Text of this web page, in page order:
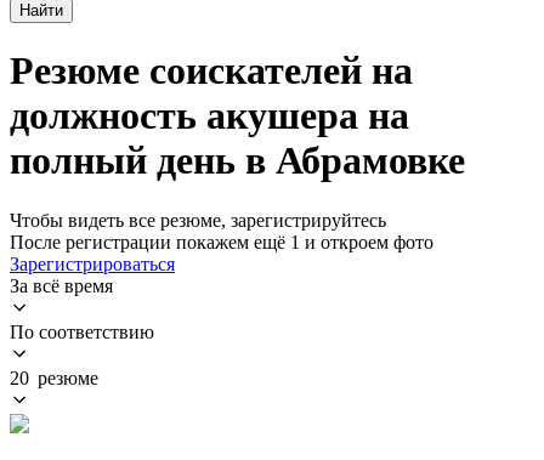
Найти
Резюме соискателей на
должность акушера на
полный день в Абрамовке
Чтобы видеть все резюме, зарегистрируйтесь
После регистрации покажем ещё 1 и откроем фото
Зарегистрироваться
За всё время
По соответствию
20 резюме